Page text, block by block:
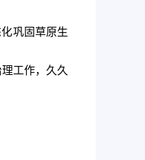
巩固草原生
工作，久久